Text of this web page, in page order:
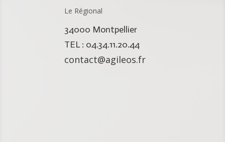
Le Régional
34000 Montpellier
TEL : 04.34.11.20.44
contact@agileos.fr